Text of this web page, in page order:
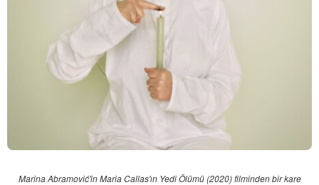
Marina Abramović'in Maria Callas'ın Yedi Ölümü (2020) filminden bir kare